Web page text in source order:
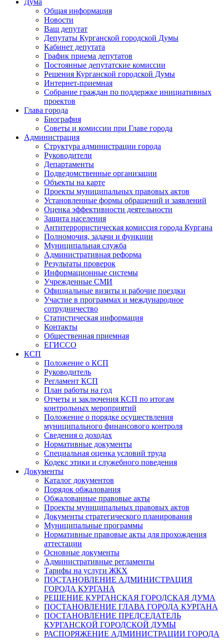
Дума
Общая информация
Новости
Ваш депутат
Депутаты Курганской городской Думы
Кабинет депутата
График приема депутатов
Постоянные депутатские комиссии
Решения Курганской городской Думы
Интернет-приемная
Собрание граждан по поддержке инициативных
проектов
Глава города
Биография
Советы и комиссии при Главе города
Администрация
Структура администрации города
Руководители
Департаменты
Подведомственные организации
Объекты на карте
Проекты муниципальных правовых актов
Установленные формы обращений и заявлений
Оценка эффективности деятельности
Защита населения
Антитеррористическая комиссия города Кургана
Полномочия, задачи и функции
Муниципальная служба
Административная реформа
Результаты проверок
Информационные системы
Учрежденные СМИ
Официальные визиты и рабочие поездки
Участие в программах и международное
сотрудничество
Статистическая информация
Контакты
Общественная приемная
ЕГИССО
КСП
Положение о КСП
Руководитель
Регламент КСП
План работы на год
Отчеты и заключения КСП по итогам
контрольных мероприятий
Положение о порядке осуществления
муниципального финансового контроля
Сведения о доходах
Нормативные документы
Специальная оценка условий труда
Кодекс этики и служебного поведения
Документы
Каталог документов
Порядок обжалования
Обжалованные правовые акты
Проекты муниципальных правовых актов
Документы стратегического планирования
Муниципальные программы
Нормативные правовые акты для прохождения
аттестации
Основные документы
Административные регламенты
Тарифы на услуги ЖКХ
ПОСТАНОВЛЕНИЕ АДМИНИСТРАЦИЯ
ГОРОДА КУРГАНА
РЕШЕНИЕ КУРГАНСКАЯ ГОРОДСКАЯ ДУМА
ПОСТАНОВЛЕНИЕ ГЛАВА ГОРОДА КУРГАНА
ПОСТАНОВЛЕНИЕ ПРЕДСЕДАТЕЛЬ
КУРГАНСКОЙ ГОРОДСКОЙ ДУМЫ
РАСПОРЯЖЕНИЕ АДМИНИСТРАЦИИ ГОРОДА